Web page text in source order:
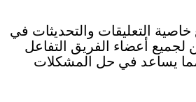
خاصية التعليقات والتحديثات في
لجميع أعضاء الفريق التفاعل
يساعد في حل المشكلات